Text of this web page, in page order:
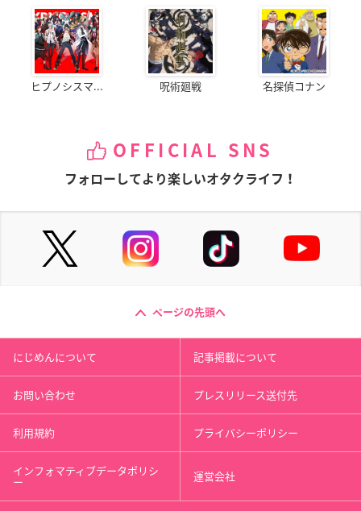
ヒプノシスマ... 呪術廻戦 名探偵コナン
OFFICIAL SNS
フォローしてより楽しいオタクライフ！
ページの先頭へ
にじめんについて 記事掲載について
お問い合わせ プレスリリース送付先
利用規約 プライバシーポリシー
インフォマティブデータポリシ
ー 運営会社